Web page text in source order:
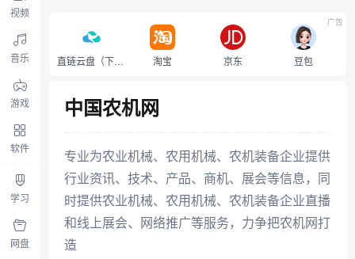
视频
音乐
游戏
软件
学习
网盘
直链云盘（下载不限速） 淘宝 京东 豆包
广告
中国农机网
专业为农业机械、农用机械、农机装备企业提供
行业资讯、技术、产品、商机、展会等信息，同
时提供农业机械、农用机械、农机装备企业直播
和线上展会、网络推广等服务，力争把农机网打
造